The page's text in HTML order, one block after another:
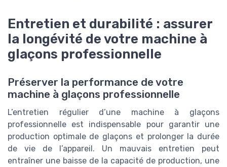
Entretien et durabilité : assurer
la longévité de votre machine à
glaçons professionnelle
Préserver la performance de votre
machine à glaçons professionnelle
L’entretien régulier d’une machine à glaçons
professionnelle est indispensable pour garantir une
production optimale de glaçons et prolonger la durée
de vie de l’appareil. Un mauvais entretien peut
entraîner une baisse de la capacité de production, une